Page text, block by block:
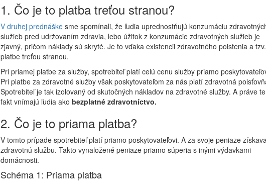
1. Čo je to platba treťou stranou?
V druhej prednáškesme spomínali, že ľudia uprednostňujú konzumáciu
služieb pred udržovaním zdravia, lebo úžitok z konzumácie zdravotných služieb je
zjavný, pričom náklady sú skryté. Je to vďaka existencii zdravotného poistenia a tzv.
platbe treťou stranou.
Pri priamej platbe za služby, spotrebiteľ platí celú cenu služby priamo
Pri platbe za zdravotné služby však poskytovateľom za nás platí zdravotná
Spotrebiteľ je tak izolovaný od skutočných nákladov na zdravotné služby. A práve
fakt vnímajú ľudia ako bezplatné zdravotníctvo.
2. Čo je to priama platba?
V tomto prípade spotrebiteľ platí priamo poskytovateľovi. A za svoje peniaze
zdravotnú službu. Takto vynaložené peniaze priamo súperia s inými výdavkami
domácnosti.
Schéma 1: Priama platba